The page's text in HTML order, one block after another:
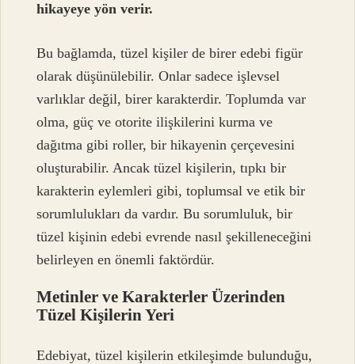
hikayeye yön verir.
Bu bağlamda, tüzel kişiler de birer edebi figür
olarak düşünülebilir. Onlar sadece işlevsel
varlıklar değil, birer karakterdir. Toplumda var
olma, güç ve otorite ilişkilerini kurma ve
dağıtma gibi roller, bir hikayenin çerçevesini
oluşturabilir. Ancak tüzel kişilerin, tıpkı bir
karakterin eylemleri gibi, toplumsal ve etik bir
sorumlulukları da vardır. Bu sorumluluk, bir
tüzel kişinin edebi evrende nasıl şekilleneceğini
belirleyen en önemli faktördür.
Metinler ve Karakterler Üzerinden
Tüzel Kişilerin Yeri
Edebiyat, tüzel kişilerin etkileşimde bulunduğu,